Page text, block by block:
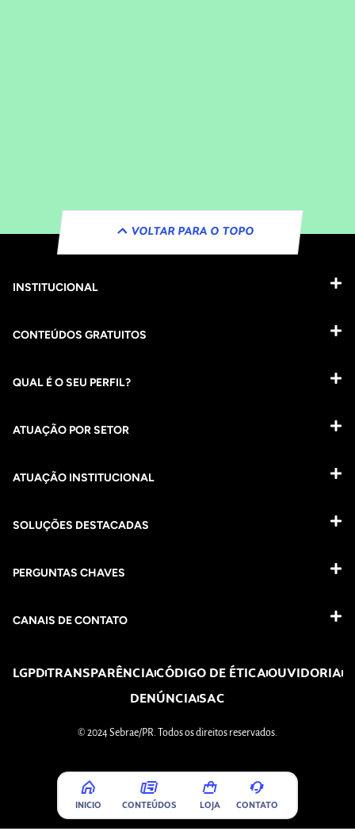
VOLTAR PARA O TOPO
INSTITUCIONAL
CONTEÚDOS GRATUITOS
QUAL É O SEU PERFIL?
ATUAÇÃO POR SETOR
ATUAÇÃO INSTITUCIONAL
SOLUÇÕES DESTACADAS
PERGUNTAS CHAVES​
CANAIS DE CONTATO
LGPDTRANSPARÊNCIACÓDIGO DE ÉTICAOUVIDORIA
DENÚNCIASAC
© 2024 Sebrae/PR. Todos os direitos reservados.
INICIO CONTEÚDOS LOJA CONTATO